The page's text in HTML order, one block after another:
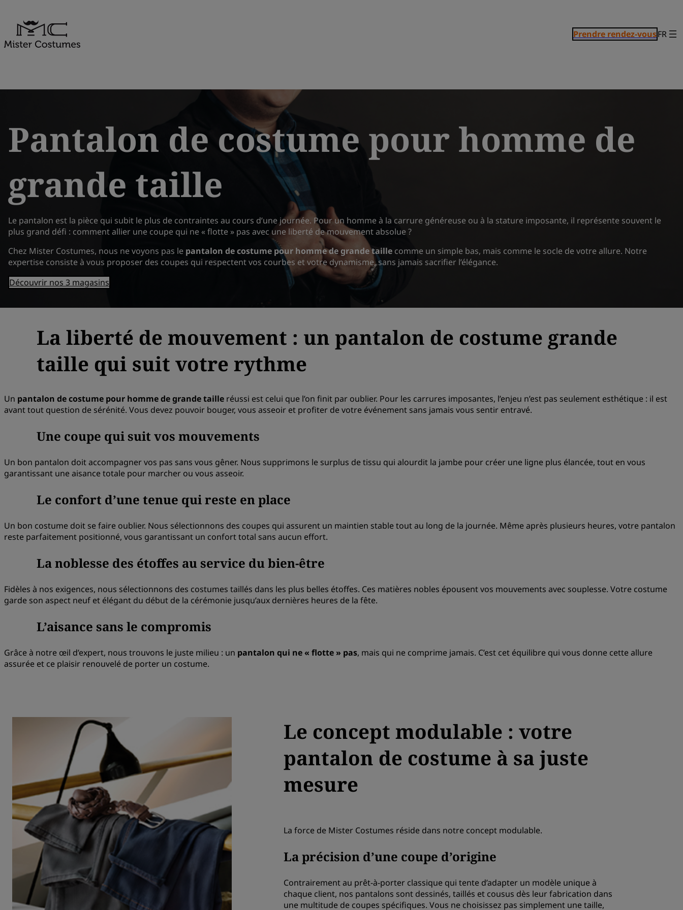
contenu
Prendre rendez-vousFR
Pantalon de costume pour homme de
grande taille
Le pantalon est la pièce qui subit le plus de contraintes au cours d’une journée. Pour un homme à la carrure généreuse ou à la stature imposante, il représente souvent le
plus grand défi : comment allier une coupe qui ne « flotte » pas avec une liberté de mouvement absolue ?
Chez Mister Costumes, nous ne voyons pas le pantalon de costume pour homme de grande taille comme un simple bas, mais comme le socle de votre allure. Notre
expertise consiste à vous proposer des coupes qui respectent vos courbes et votre dynamisme, sans jamais sacrifier l’élégance.
Découvrir nos 3 magasins
La liberté de mouvement : un pantalon de costume grande
taille qui suit votre rythme
Un pantalon de costume pour homme de grande taille réussi est celui que l’on finit par oublier. Pour les carrures imposantes, l’enjeu n’est pas seulement esthétique : il est
avant tout question de sérénité. Vous devez pouvoir bouger, vous asseoir et profiter de votre événement sans jamais vous sentir entravé.
Une coupe qui suit vos mouvements
Un bon pantalon doit accompagner vos pas sans vous gêner. Nous supprimons le surplus de tissu qui alourdit la jambe pour créer une ligne plus élancée, tout en vous
garantissant une aisance totale pour marcher ou vous asseoir.
Le confort d’une tenue qui reste en place
Un bon costume doit se faire oublier. Nous sélectionnons des coupes qui assurent un maintien stable tout au long de la journée. Même après plusieurs heures, votre pantalon
reste parfaitement positionné, vous garantissant un confort total sans aucun effort.
La noblesse des étoffes au service du bien-être
Fidèles à nos exigences, nous sélectionnons des costumes taillés dans les plus belles étoffes. Ces matières nobles épousent vos mouvements avec souplesse. Votre costume
garde son aspect neuf et élégant du début de la cérémonie jusqu’aux dernières heures de la fête.
L’aisance sans le compromis
Grâce à notre œil d’expert, nous trouvons le juste milieu : un pantalon qui ne « flotte » pas, mais qui ne comprime jamais. C’est cet équilibre qui vous donne cette allure
assurée et ce plaisir renouvelé de porter un costume.
Le concept modulable : votre
pantalon de costume à sa juste
mesure
La force de Mister Costumes réside dans notre concept modulable.
La précision d’une coupe d’origine
Contrairement au prêt-à-porter classique qui tente d’adapter un modèle unique à
chaque client, nos pantalons sont dessinés, taillés et cousus dès leur fabrication dans
une multitude de coupes spécifiques. Vous ne choisissez pas simplement une taille,